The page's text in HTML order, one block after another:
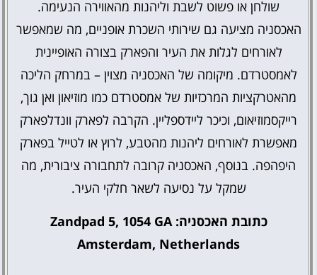
שולחן או פשוט לשבת וליהנות מהאווירה הנעימה.
האכסניה מציעה גם שירותי השכרת אופניים, מה שמאפשר
לאורחים לגלות את העיר והפארק בצורה האופיינית
לאמסטרדם. מיקומה של האכסניה מצוין – במרחק הליכה
מהאטרקציות המרכזיות של אמסטרדם כמו מוזיאון ואן גוך,
רייקסמוזיאום, וכיכר ליידספליין. הקרבה לפארק וונדלפארק
מאפשרת לאורחים ליהנות מהטבע, לרוץ או לטייל בפארק
היפהפה. בנוסף, האכסניה קרובה לתחבורה ציבורית, מה
שמקל על נסיעה לשאר חלקי העיר.
כתובת האכסניה: Zandpad 5, 1054 GA
Amsterdam, Netherlands